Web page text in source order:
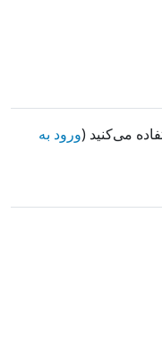
می‌کنید (ورود به